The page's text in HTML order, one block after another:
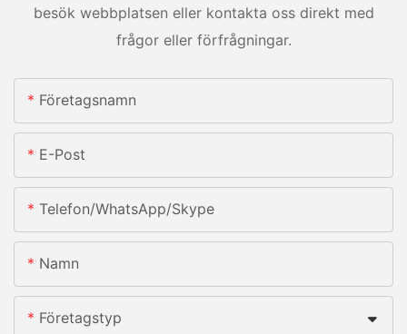
besök webbplatsen eller kontakta oss direkt med
frågor eller förfrågningar.
Företagsnamn
E-Post
Telefon/whatsApp/skype
Namn
Företagstyp